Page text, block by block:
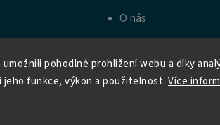
pohodlné prohlížení webu a díky
funkce, výkon a použitelnost. Více
O nás